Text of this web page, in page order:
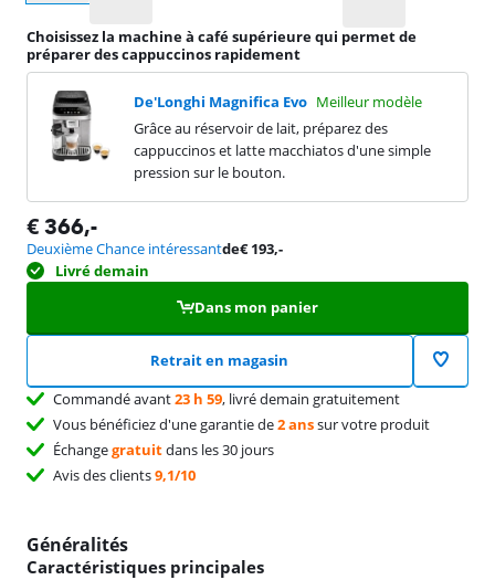
Choisissez la machine à café supérieure qui permet de
préparer des cappuccinos rapidement
De'Longhi Magnifica Evo Meilleur modèle
Grâce au réservoir de lait, préparez des
cappuccinos et latte macchiatos d'une simple
pression sur le bouton.
€ 366,-
Deuxième Chance intéressantde€193,-
Livré demain
Dans mon panier
Retrait en magasin
Commandé avant23 h 59, livré demain gratuitement
Vous bénéficiez d'une garantie de2 anssur votre produit
Échangegratuitdans les 30 jours
Avis des clients9,1/10
Généralités
Caractéristiques principales